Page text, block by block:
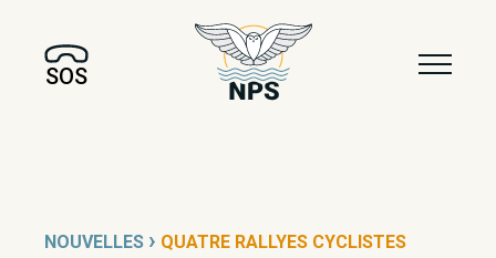
SOS
NOUVELLES › QUATRE RALLYES CYCLISTES